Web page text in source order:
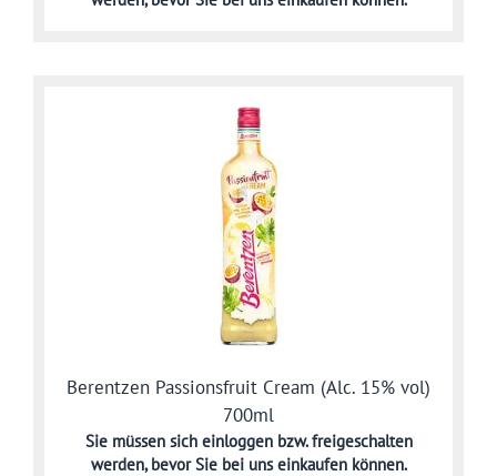
Berentzen Passionsfruit Cream (Alc. 15% vol)
700ml
Sie müssen sich einloggen bzw. freigeschalten
werden,bevor Sie bei uns einkaufen können.